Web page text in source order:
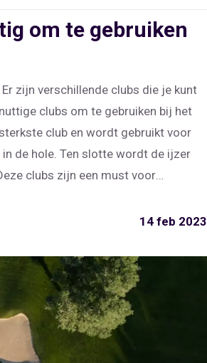
om te gebruiken
zijn verschillende clubs die je kunt
clubs om te gebruiken bij het
club en wordt gebruikt voor
de hole. Ten slotte wordt de ijzer
clubs zijn een must voor
14 feb 2023